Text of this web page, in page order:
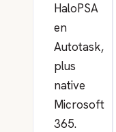
HaloPSA
en
Autotask,
plus
native
Microsoft
365.